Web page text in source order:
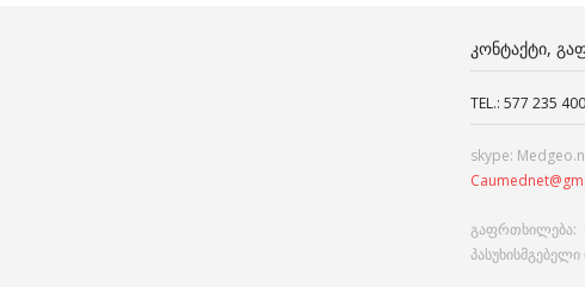
ᲙᲝᲜᲢᲐᲥᲢᲘ,
TEL.: 577 235 400
skype:
გაფრთხილება: